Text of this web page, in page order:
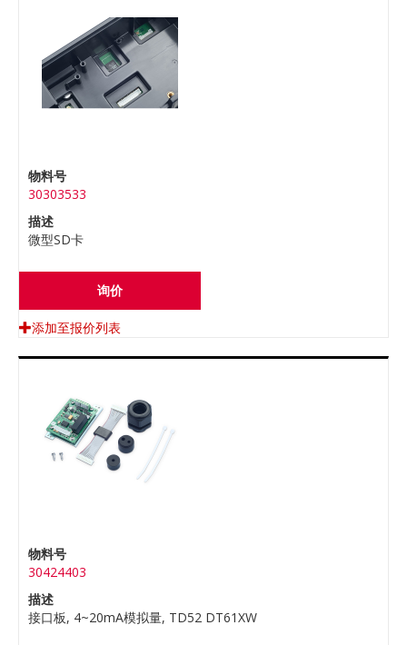
物料号
30303533
描述
微型SD卡
询价
添加至报价列表
物料号
30424403
描述
接口板, 4~20mA模拟量, TD52 DT61XW